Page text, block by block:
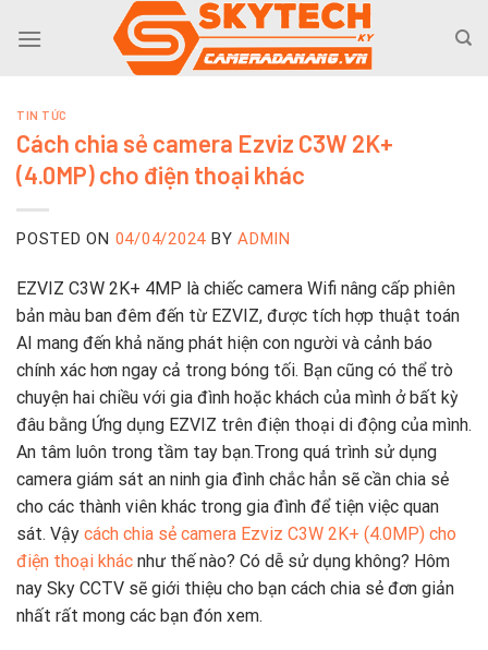
TIN TỨC
Cách chia sẻ camera Ezviz C3W 2K+
(4.0MP) cho điện thoại khác
POSTED ON 04/04/2024 BY ADMIN
EZVIZ C3W 2K+ 4MP là chiếc camera Wifi nâng cấp phiên
bản màu ban đêm đến từ EZVIZ, được tích hợp thuật toán
AI mang đến khả năng phát hiện con người và cảnh báo
chính xác hơn ngay cả trong bóng tối. Bạn cũng có thể trò
chuyện hai chiều với gia đình hoặc khách của mình ở bất kỳ
đâu bằng Ứng dụng EZVIZ trên điện thoại di động của mình.
An tâm luôn trong tầm tay bạn.Trong quá trình sử dụng
camera giám sát an ninh gia đình chắc hẳn sẽ cần chia sẻ
cho các thành viên khác trong gia đình để tiện việc quan
sát. Vậy cách chia sẻ camera Ezviz C3W 2K+ (4.0MP) cho
điện thoại khác như thế nào? Có dễ sử dụng không? Hôm
nay Sky CCTV sẽ giới thiệu cho bạn cách chia sẻ đơn giản
nhất rất mong các bạn đón xem.